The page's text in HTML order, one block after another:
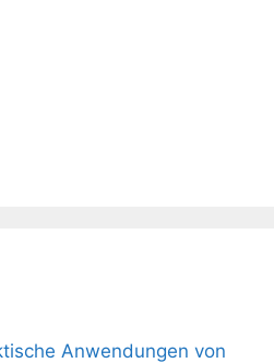
Anwendungen von